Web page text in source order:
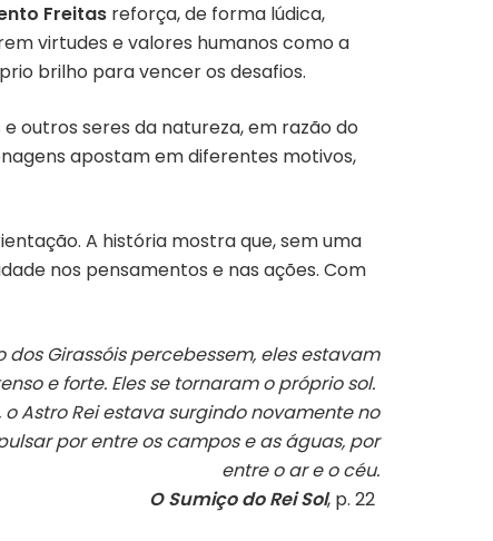
Freitas reforça, de forma lúdica,
virtudes e valores humanos como a
brilho para vencer os desafios.
outros seres da natureza, em razão do
apostam em diferentes motivos,
A história mostra que, sem uma
nos pensamentos e nas ações. Com
dos Girassóis percebessem, eles estavam
e forte. Eles se tornaram o próprio sol.
Astro Rei estava surgindo novamente no
por entre os campos e as águas, por
entre o ar e o céu.
O Sumiço do Rei Sol, p. 22